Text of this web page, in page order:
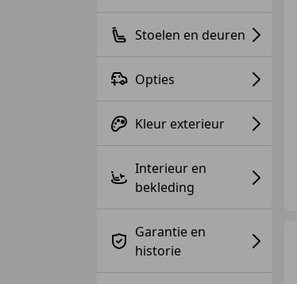
Stoelen en deuren
Opties
Kleur exterieur
Interieur en
bekleding
Garantie en
historie